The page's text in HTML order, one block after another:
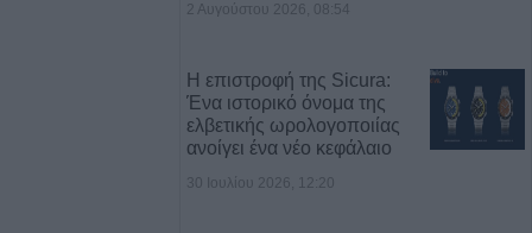
2 Αυγούστου 2026, 08:54
Η επιστροφή της Sicura:
Ένα ιστορικό όνομα της
ελβετικής ωρολογοποιίας
ανοίγει ένα νέο κεφάλαιο
30 Ιουλίου 2026, 12:20